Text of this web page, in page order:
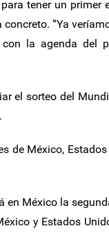
tener un primer
“Ya
la agenda del
el sorteo del
de México,
en México la
y Estados